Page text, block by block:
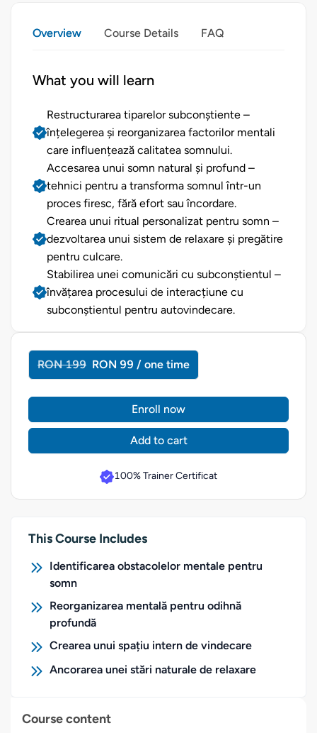
Course content
Overview Course Details FAQ
What you will learn
Restructurarea tiparelor subconștiente –
înțelegerea și reorganizarea factorilor mentali
care influențează calitatea somnului.
Accesarea unui somn natural și profund –
tehnici pentru a transforma somnul într-un
proces firesc, fără efort sau încordare.
Crearea unui ritual personalizat pentru somn –
dezvoltarea unui sistem de relaxare și pregătire
pentru culcare.
Stabilirea unei comunicări cu subconștientul –
învățarea procesului de interacțiune cu
subconștientul pentru autovindecare.
RON 199 RON 99 / one time
Enroll now
Add to cart
100% Trainer Certificat
This Course Includes
Identificarea obstacolelor mentale pentru
somn
Reorganizarea mentală pentru odihnă
profundă
Crearea unui spațiu intern de vindecare
Ancorarea unei stări naturale de relaxare